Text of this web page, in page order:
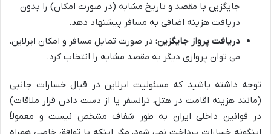
جایگزین با مقصد و تاریخ مشابه (در صورت امکان) را بدون
دریافت هزینه اضافی به مسافر پیشنهاد دهد.
دریافت پرواز جایگزین: در صورت تمایل مسافر و امکان ایرلاین،
می توان پروازی دیگر به مقصد مشابه را انتخاب کرد.
توجه داشته باشید که مسئولیت ایرلاین در قبال خسارات جانبی
(مانند هزینه اقامت در هتل، ترانسفر یا از دست دادن قرار ملاقات)
در قوانین داخلی ایران به طور شفاف مشخص نیست و معمولاً